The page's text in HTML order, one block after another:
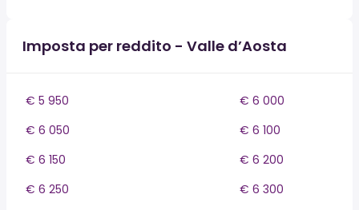
Imposta per reddito - Valle d’Aosta
€ 5 950
€ 6 000
€ 6 050
€ 6 100
€ 6 150
€ 6 200
€ 6 250
€ 6 300